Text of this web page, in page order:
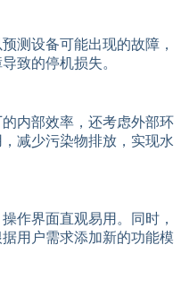
测设备可能出现的故障，
致的停机损失。
内部效率，还考虑外部环
减少污染物排放，实现水
作界面直观易用。同时，
用户需求添加新的功能模